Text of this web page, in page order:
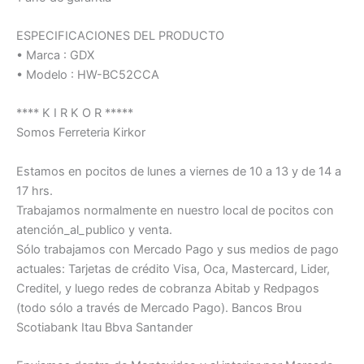
ESPECIFICACIONES DEL PRODUCTO
• Marca : GDX
• Modelo : HW-BC52CCA
**** K I R K O R *****
Somos Ferreteria Kirkor
Estamos en pocitos de lunes a viernes de 10 a 13 y de 14 a
17 hrs.
Trabajamos normalmente en nuestro local de pocitos con
atención_al_publico y venta.
Sólo trabajamos con Mercado Pago y sus medios de pago
actuales: Tarjetas de crédito Visa, Oca, Mastercard, Lider,
Creditel, y luego redes de cobranza Abitab y Redpagos
(todo sólo a través de Mercado Pago). Bancos Brou
Scotiabank Itau Bbva Santander